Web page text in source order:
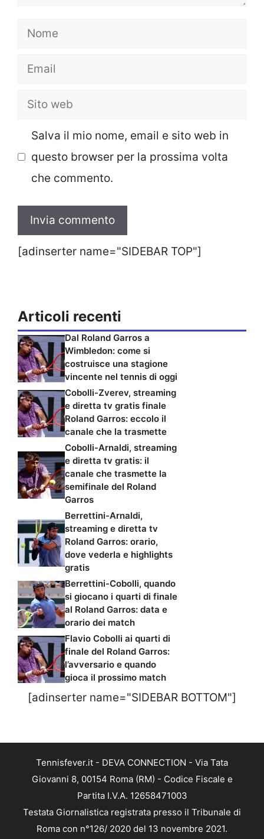
Nome
Email
Sito
Salva il mio nome, email e sito web in
questo browser per la prossima volta
che commento.
[adinserter name="SIDEBAR TOP"]
Articoli recenti
Dal Roland Garros a
Wimbledon: come si
costruisce una stagione
vincente nel tennis di oggi
Cobolli-Zverev, streaming
e diretta tv gratis finale
Roland Garros: eccolo il
canale che la trasmette
Cobolli-Arnaldi, streaming
e diretta tv gratis: il
canale che trasmette la
semifinale del Roland
Garros
Berrettini-Arnaldi,
streaming e diretta tv
Roland Garros: orario,
dove vederla e highlights
gratis
Berrettini-Cobolli, quando
si giocano i quarti di finale
al Roland Garros: data e
orario dei match
Flavio Cobolli ai quarti di
finale del Roland Garros:
l’avversario e quando
gioca il prossimo match
[adinserter name="SIDEBAR BOTTOM"]
Tennisfever.it - DEVA CONNECTION - Via Tata
Giovanni 8, 00154 Roma (RM) - Codice Fiscale e
Partita I.V.A. 12658471003
Testata Giornalistica registrata presso il Tribunale di
Roma con n°126/ 2020 del 13 novembre 2021.